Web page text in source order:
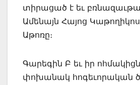
տիրացած է եւ
Ամենայն Հայոց
Աթոռը։
Գարեգին Բ եւ իր
փոխանակ հոգեւորական